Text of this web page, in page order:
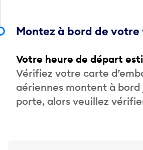
Montez à bord de
Votre heure de départ
Vérifiez votre carte
aériennes montent à bord
porte, alors veuillez